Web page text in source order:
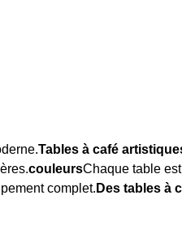
Tables à café
couleursChaque table
complet. Des tables à